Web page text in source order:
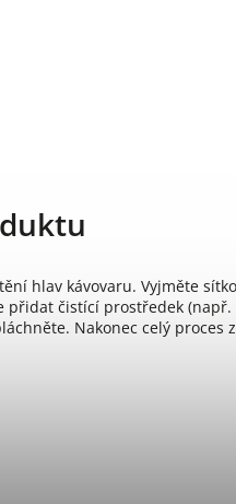
hlav kávovaru. Vyjměte
čistící prostředek (např.
Nakonec celý proces